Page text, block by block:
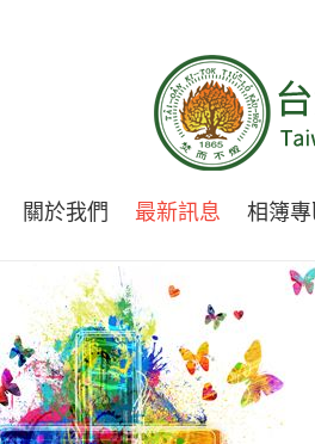
關於我們 最新訊息 相簿專